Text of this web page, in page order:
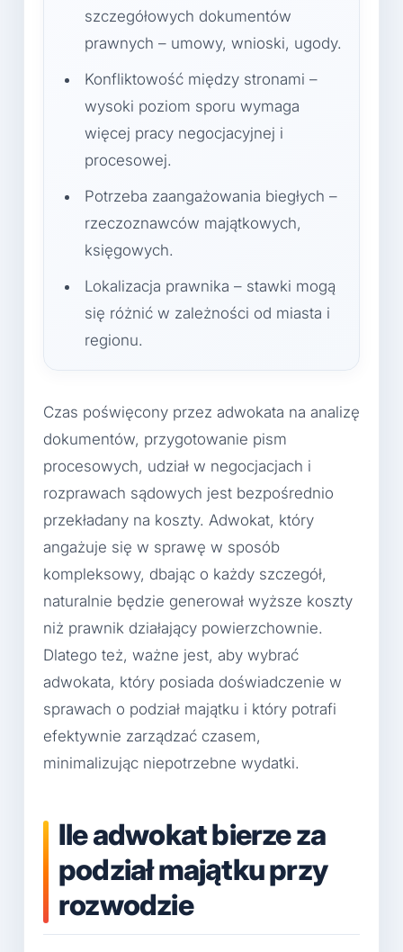
szczegółowych dokumentów
prawnych – umowy, wnioski, ugody.
Konfliktowość między stronami –
wysoki poziom sporu wymaga
więcej pracy negocjacyjnej i
procesowej.
Potrzeba zaangażowania biegłych –
rzeczoznawców majątkowych,
księgowych.
Lokalizacja prawnika – stawki mogą
się różnić w zależności od miasta i
regionu.
Czas poświęcony przez adwokata na analizę
dokumentów, przygotowanie pism
procesowych, udział w negocjacjach i
rozprawach sądowych jest bezpośrednio
przekładany na koszty. Adwokat, który
angażuje się w sprawę w sposób
kompleksowy, dbając o każdy szczegół,
naturalnie będzie generował wyższe koszty
niż prawnik działający powierzchownie.
Dlatego też, ważne jest, aby wybrać
adwokata, który posiada doświadczenie w
sprawach o podział majątku i który potrafi
efektywnie zarządzać czasem,
minimalizując niepotrzebne wydatki.
Ile adwokat bierze za
podział majątku przy
rozwodzie